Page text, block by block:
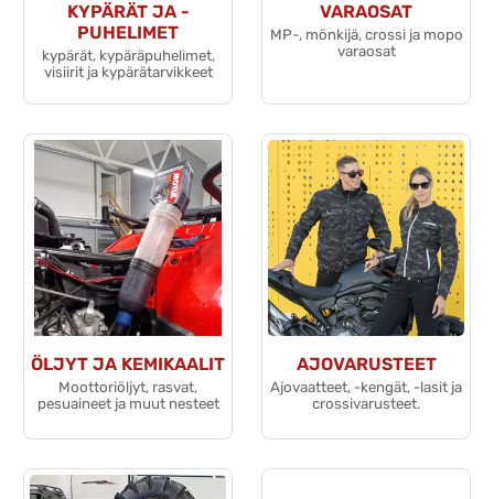
KYPÄRÄT JA -
PUHELIMET
kypärät, kypäräpuhelimet,
visiirit ja kypärätarvikkeet
VARAOSAT
MP-, mönkijä, crossi ja mopo
varaosat
ÖLJYT JA KEMIKAALIT
Moottoriöljyt, rasvat,
pesuaineet ja muut nesteet
AJOVARUSTEET
Ajovaatteet, -kengät, -lasit ja
crossivarusteet.